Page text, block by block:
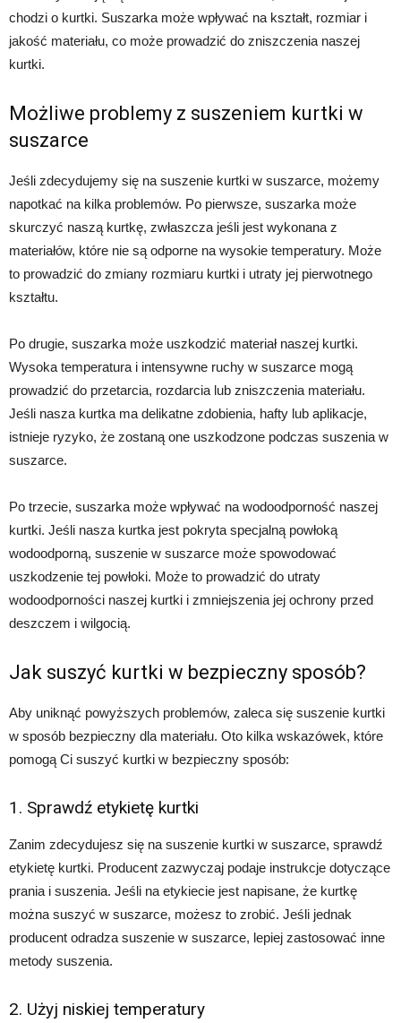
chodzi o kurtki. Suszarka może wpływać na kształt, rozmiar i
jakość materiału, co może prowadzić do zniszczenia naszej
kurtki.
Możliwe problemy z suszeniem kurtki w
suszarce
Jeśli zdecydujemy się na suszenie kurtki w suszarce, możemy
napotkać na kilka problemów. Po pierwsze, suszarka może
skurczyć naszą kurtkę, zwłaszcza jeśli jest wykonana z
materiałów, które nie są odporne na wysokie temperatury. Może
to prowadzić do zmiany rozmiaru kurtki i utraty jej pierwotnego
kształtu.
Po drugie, suszarka może uszkodzić materiał naszej kurtki.
Wysoka temperatura i intensywne ruchy w suszarce mogą
prowadzić do przetarcia, rozdarcia lub zniszczenia materiału.
Jeśli nasza kurtka ma delikatne zdobienia, hafty lub aplikacje,
istnieje ryzyko, że zostaną one uszkodzone podczas suszenia w
suszarce.
Po trzecie, suszarka może wpływać na wodoodporność naszej
kurtki. Jeśli nasza kurtka jest pokryta specjalną powłoką
wodoodporną, suszenie w suszarce może spowodować
uszkodzenie tej powłoki. Może to prowadzić do utraty
wodoodporności naszej kurtki i zmniejszenia jej ochrony przed
deszczem i wilgocią.
Jak suszyć kurtki w bezpieczny sposób?
Aby uniknąć powyższych problemów, zaleca się suszenie kurtki
w sposób bezpieczny dla materiału. Oto kilka wskazówek, które
pomogą Ci suszyć kurtki w bezpieczny sposób:
1. Sprawdź etykietę kurtki
Zanim zdecydujesz się na suszenie kurtki w suszarce, sprawdź
etykietę kurtki. Producent zazwyczaj podaje instrukcje dotyczące
prania i suszenia. Jeśli na etykiecie jest napisane, że kurtkę
można suszyć w suszarce, możesz to zrobić. Jeśli jednak
producent odradza suszenie w suszarce, lepiej zastosować inne
metody suszenia.
2. Użyj niskiej temperatury